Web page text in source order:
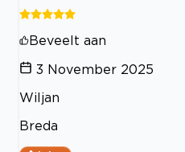
Beveelt aan
3 November 2025
Wiljan
Breda